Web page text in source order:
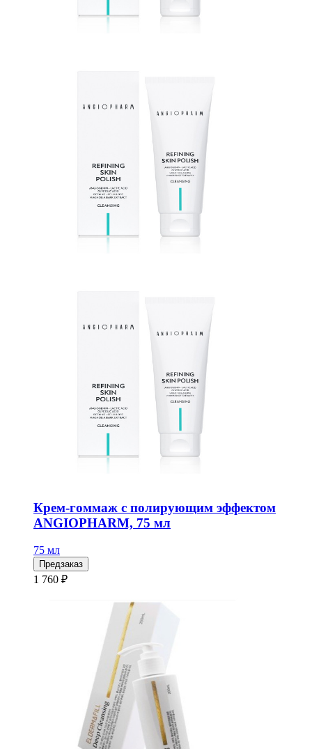
Крем-гоммаж с полирующим эффектом
ANGIOPHARM, 75 мл
75 мл
Предзаказ
1 760 ₽